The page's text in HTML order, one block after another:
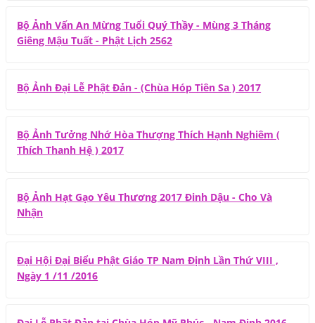
Bộ Ảnh Vấn An Mừng Tuổi Quý Thầy - Mùng 3 Tháng
Giêng Mậu Tuất - Phật Lịch 2562
Bộ Ảnh Đại Lễ Phật Đản - (Chùa Hóp Tiên Sa ) 2017
Bộ Ảnh Tưởng Nhớ Hòa Thượng Thích Hạnh Nghiêm (
Thích Thanh Hệ ) 2017
Bộ Ảnh Hạt Gạo Yêu Thương 2017 Đinh Dậu - Cho Và
Nhận
Đại Hội Đại Biểu Phật Giáo TP Nam Định Lần Thứ VIII ,
Ngày 1 /11 /2016